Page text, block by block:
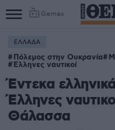
Games
ΕΛΛΑΔΑ
Πόλεμος στην Ουκρανία
Έλληνες ναυτικοί
Έντεκα
Έλληνες
Θάλασσα